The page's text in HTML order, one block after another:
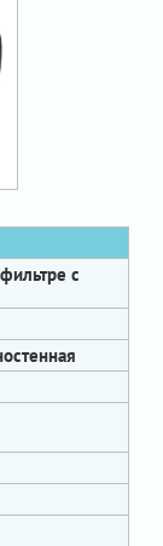
с